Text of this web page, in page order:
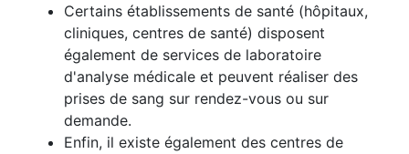
Certains établissements de santé (hôpitaux,
cliniques, centres de santé) disposent
également de services de laboratoire
d'analyse médicale et peuvent réaliser des
prises de sang sur rendez-vous ou sur
demande.
Enfin, il existe également des centres de